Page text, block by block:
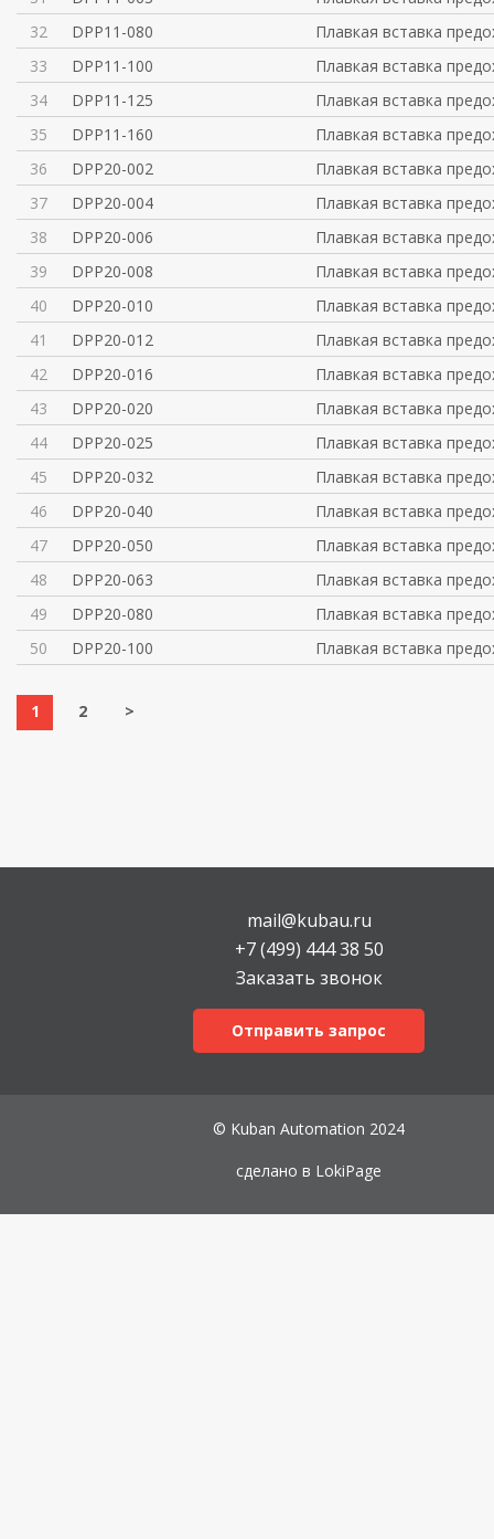
32
DPP11-080
Плавкая вставка
33
DPP11-100
Плавкая вставка
34
DPP11-125
Плавкая вставка
35
DPP11-160
Плавкая вставка
36
DPP20-002
Плавкая вставка
37
DPP20-004
Плавкая вставка
38
DPP20-006
Плавкая вставка
39
DPP20-008
Плавкая вставка
40
DPP20-010
Плавкая вставка
41
DPP20-012
Плавкая вставка
42
DPP20-016
Плавкая вставка
43
DPP20-020
Плавкая вставка
44
DPP20-025
Плавкая вставка
45
DPP20-032
Плавкая вставка
46
DPP20-040
Плавкая вставка
47
DPP20-050
Плавкая вставка
48
DPP20-063
Плавкая вставка
49
DPP20-080
Плавкая вставка
50
DPP20-100 Плавкая вставка
1 2 >
mail@kubau.ru
+7 (499) 444 38 50
Заказать звонок
Отправить запрос
© Kuban Automation 2024
сделано в LokiPage